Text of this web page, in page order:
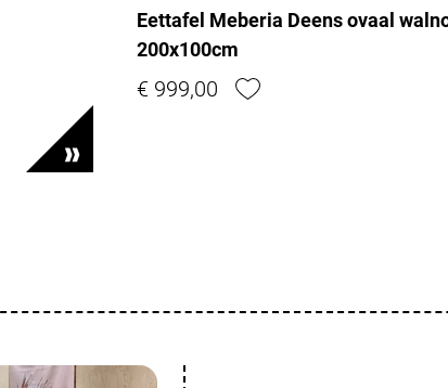
Eettafel Meberia Deens ovaal
200x100cm
€ 999,00